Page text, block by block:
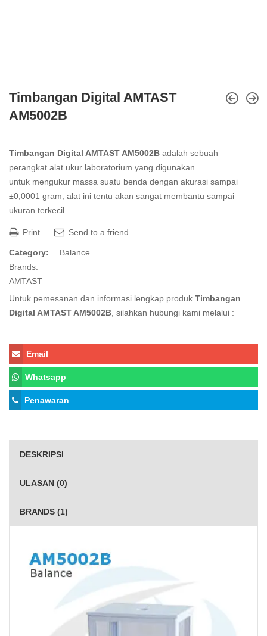
Timbangan Digital AMTAST
AM5002B
Timbangan Digital AMTAST AM5002B adalah sebuah
perangkat alat ukur laboratorium yang digunakan
untuk mengukur massa suatu benda dengan akurasi sampai
±0,0001 gram, alat ini tentu akan sangat membantu sampai
ukuran terkecil.
Print Send to a friend
Category:
Balance
Brands:
AMTAST
Untuk pemesanan dan informasi lengkap produk Timbangan
Digital AMTAST AM5002B , silahkan hubungi kami melalui :
Email
Whatsapp
Penawaran
DESKRIPSI
ULASAN (0)
BRANDS (1)